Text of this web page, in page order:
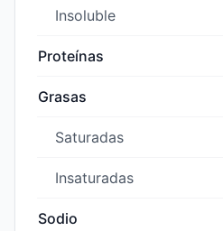
Insoluble
Proteínas
Grasas
Saturadas
Insaturadas
Sodio